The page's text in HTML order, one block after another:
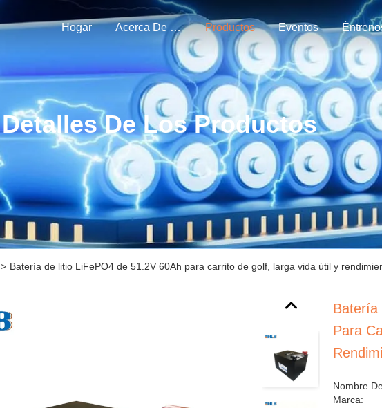
Hogar Acerca De Nosotros Productos Eventos
Detalles De Los Productos
> Batería de litio LiFePO4 de 51.2V 60Ah para carrito de golf, larga vida útil y
Batería
Para
Nombre
Marca: